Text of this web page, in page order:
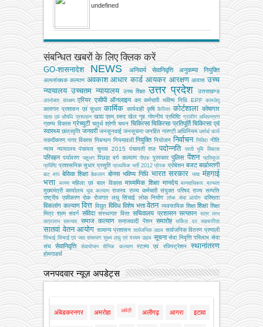
undefined
संबन्धित खबरों के लिए क्लिक करें
GO-शासनादेश NEWS अनिवार्य सेवानिवृत्ति अनुकम्पा नियुक्ति
अल्‍पसंख्‍यक कल्‍याण अवकाश आधार कार्ड आयकर आरक्षण आवास उच्च
न्यायालय उच्चतम न्यायालय उच्‍च शिक्षा उत्तर प्रदेश उत्तराखण्ड
उपभोक्‍ता संरक्षण एरियर एसीपी ऑनलाइन कर कर्मचारी भविष्य निधि EPF कामधेनु
कारागार प्रशासन एवं सुधार कार्मिक कार्यवाही कृषि कैरियर कोर्टशाला कोषागार
खाद्य एवं औषधि प्रशासन खाद्य एवम् रसद खेल गृह गोपनीय प्रविष्टि ग्रामीण अभियन्‍त्रण
ग्राम्य विकास ग्रेच्युटी चतुर्थ श्रेणी चयन चिकित्सा चिकित्सा प्रतिपूर्ति चिकित्‍सा एवं
स्वास्थ्य छात्रवृत्ति जनवरी जनसुनवाई जनसूचना जनहित गारण्टी अधिनियम धर्मार्थ कार्य
नकदीकरण नगर विकास निबन्‍धन नियमावली नियुक्ति नियोजन निर्वाचन निविदा नीति
न्याय न्यायालय पंचायत चुनाव 2015 पंचायती राज पदोन्नति परती भूमि विकास
परिवहन पर्यावरण पशुधन पिछड़ा वर्ग कल्‍याण पीएफ पुरस्कार पुलिस पेंशन
प्रतिकूल
प्रविष्टि प्रशासनिक सुधार प्रसूति प्राथमिक भर्ती 2012 प्रेरक प्रोबेशन बजट बर्खास्तगी
बाट माप बेसिक शिक्षा बैकलाग बोनस भविष्य निधि भारत सरकार भाषा मंहगाई
भत्ता
मत्‍स्‍य महिला एवं बाल विकास माध्यमिक शिक्षा मानदेय मानवाधिकार मान्यता
मुख्‍यमंत्री कार्यालय युवा कल्याण राजस्व राज्य कर्मचारी संयुक्त परिषद राज्य सम्पत्ति
राष्ट्रीय एकीकरण रोक रोजगार लघु सिंचाई लोक निर्माण लोक सेवा आयोग वरिष्ठता
विकलांग कल्याण वित्त विद्युत विविध विशेष भत्ता वेतन व्‍यवसायिक शिक्षा शिक्षा शिक्षा
मित्र श्रम संवर्ग संविदा संस्‍थागत वित्‍त सचिवालय प्रशासन सत्यापन सत्र लाभ
सत्रलाभ
समन्वय समाज कल्याण समाजवादी पेंशन समारोह सर्किल दर सहकारिता
सातवां वेतन आयोग सामान्य प्रशासन सार्वजनिक उद्यम सार्वजनिक वितरण प्रणाली
सिंचाई सिंचाई एवं जल संसाधन सूक्ष्म लघु एवं मध्यम उद्यम सूचना सेवा निवृत्ति परिलाभ सेवा
संघ
सेवानिवृत्ति सेवायोजन सैनिक कल्‍याण स्टाम्प एवं रजिस्ट्रेशन स्थानांतरण
होमगाडर्स
जनपदवार न्यूज़ अपडेट्स
अंबेडकरनगर अमरोहा अमेठी अलीगढ़ आगरा इटावा